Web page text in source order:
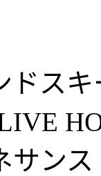
ドス
サンス